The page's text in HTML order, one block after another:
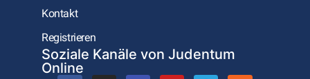
Kontakt
Registrieren
Soziale Kanäle von Judentum
Online